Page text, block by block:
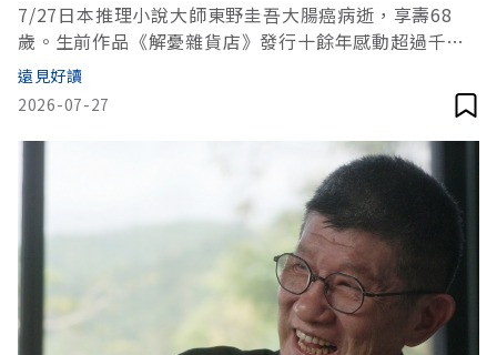
7/27日本推理小說大師東野圭吾大腸癌病逝，享壽68
歲。生前作品《解憂雜貨店》發行十餘年感動超過千萬
人，多次改編、翻拍為影劇作品。《解憂雜貨店》故事
描述這世界存在著一家以替人「解憂」聞名的雜貨店。
只要在深夜將寫上煩惱的信，投入鐵捲門上的投遞口，
隔天便會在牛奶箱裡收到回信。（本文節錄自《解憂雜
貨店》一書，作者：東野圭吾／皇冠出版，以下為摘
遠見好讀
2026-07-27